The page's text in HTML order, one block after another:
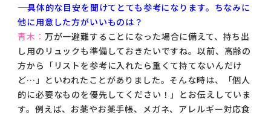
―― 具体的な目安を聞けてとても参考になります。ちなみに
他に用意した方がいいものは？
青木： 万が一避難することになった場合に備えて、持ち出
し用のリュックも準備しておきたいですね。以前、高齢の
方から「リストを参考に入れたら重くて持てないんだけ
ど…」といわれたことがありました。そんな時は、「個人
的に必要なものを優先してください！」とお伝えしていま
す。例えば、お薬やお薬手帳、メガネ、アレルギー対応食